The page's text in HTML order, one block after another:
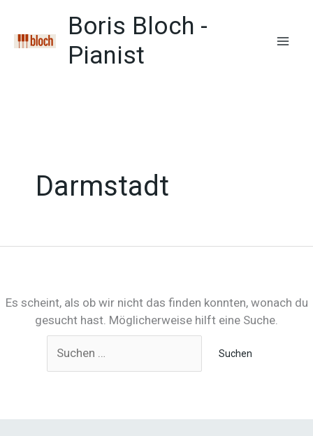
springen
Boris Bloch -
Pianist
Darmstadt
Es scheint, als ob wir nicht das finden konnten, wonach du
gesucht hast. Möglicherweise hilft eine Suche.
nach: